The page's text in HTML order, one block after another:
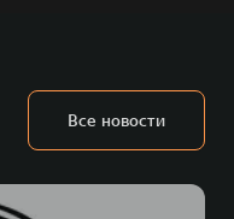
Все новости